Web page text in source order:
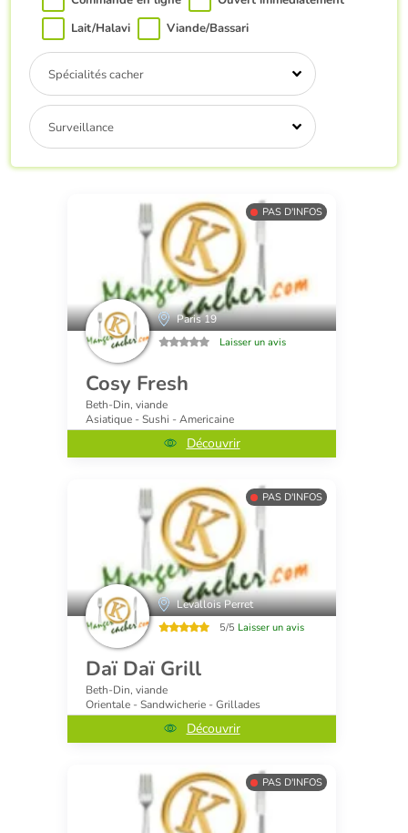
Lait/Halavi
Viande/Bassari
Spécialités cacher
Surveillance
PAS D'INFOS
Paris 19
Laisser un avis
Cosy Fresh
Beth-Din, viande
Asiatique - Sushi - Americaine
Découvrir
PAS D'INFOS
Levallois Perret
5/5 Laisser un avis
Daï Daï Grill
Beth-Din, viande
Orientale - Sandwicherie - Grillades
Découvrir
PAS D'INFOS